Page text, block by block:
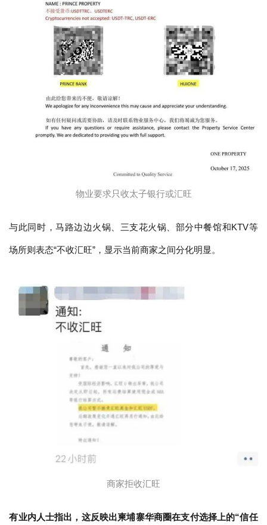
物业要求只收太子银行或汇旺
与此同时，马路边边火锅、三支花火锅、部分中餐馆和KTV等
场所则表态“不收汇旺”，显示当前商家之间分化明显。
商家拒收汇旺
有业内人士指出，这反映出柬埔寨华商圈在支付选择上的“信任